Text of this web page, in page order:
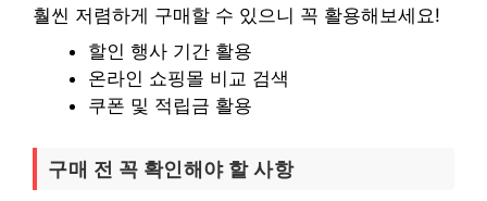
훨씬 저렴하게 구매할 수 있으니 꼭 활용해보세요!
할인 행사 기간 활용
온라인 쇼핑몰 비교 검색
쿠폰 및 적립금 활용
구매 전 꼭 확인해야 할 사항